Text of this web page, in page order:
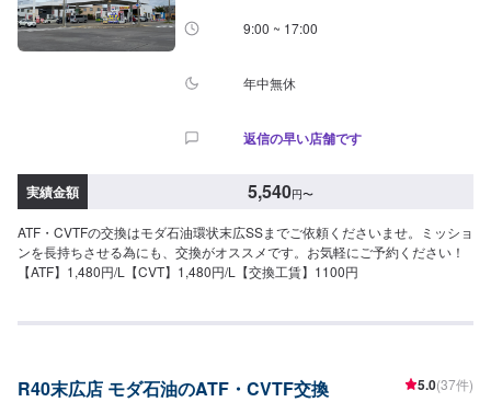
9:00 ~ 17:00
年中無休
返信の早い店舗です
実績金額 5,540円〜
ATF・CVTFの交換はモダ石油環状末広SSまでご依頼くださいませ。ミッショ
ンを長持ちさせる為にも、交換がオススメです。お気軽にご予約ください！
【ATF】1,480円/L【CVT】1,480円/L【交換工賃】1100円
R40末広店 モダ石油のATF・CVTF交換 5.0(37件)